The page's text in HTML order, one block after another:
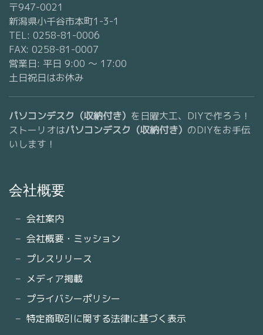
〒947-0021
新潟県小千谷市本町1-3-1
TEL: 0258-81-0006
FAX: 0258-81-0007
営業日: 平日 9:00 〜 17:00
土日祝日はお休み
パソコンデスク（収納付き） を日曜大工、DIYで作ろう！
ストーリオはパソコンデスク（収納付き） のDIYをお手伝
いします！
会社概要
会社案内
会社概要・ミッション
プレスリリース
メディア掲載
プライバシーポリシー
特定商取引に関する法律に基づく表示